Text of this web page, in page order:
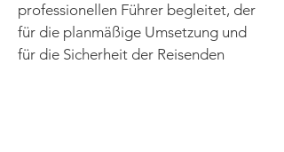
professionellen Führer begleitet, der
für die planmäßige Umsetzung und
für die Sicherheit der Reisenden